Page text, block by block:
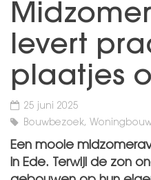
levert
plaatjes
25 juni 2025
Bouwbezoek,
Een mooie
in Ede. Terwijl de zon